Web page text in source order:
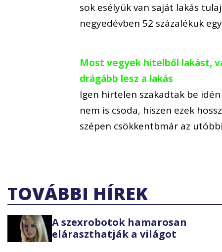
sok esélyük van saját lakás
negyedévben 52 százalékuk
Most vegyek hitelből lakást,
drágább lesz a lakás
Igen hirtelen szakadtak be
nem is csoda, hiszen ezek
szépen csökkentbmár az
TOVÁBBI HÍREK
A szexrobotok hamarosan
eláraszthatják a világot